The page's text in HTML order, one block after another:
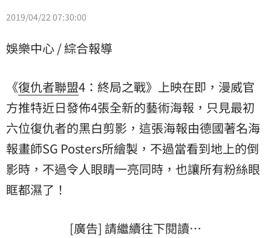
2019/04/22 07:30:00
娛樂中心 / 綜合報導
《復仇者聯盟4：終局之戰》上映在即，漫威官
方推特近日發佈4張全新的藝術海報，只見最初
六位復仇者的黑白剪影，這張海報由德國著名海
報畫師SG Posters所繪製，不過當看到地上的倒
影時，不過令人眼睛一亮同時，也讓所有粉絲眼
眶都濕了！
[廣告] 請繼續往下閱讀…